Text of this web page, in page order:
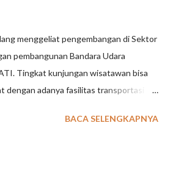
menggeliat pengembangan di Sektor
pembangunan Bandara Udara
Tingkat kunjungan wisatawan bisa
dengan adanya fasilitas transportasi ini.
tingkat kunjungan tamu
BACA SELENGKAPNYA